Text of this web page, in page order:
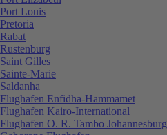
Port Louis
Pretoria
Rabat
Rustenburg
Saint Gilles
Sainte-Marie
Saldanha
Flughafen Enfidha-Hammamet
Flughafen Kairo-International
Flughafen O. R. Tambo Johannesburg